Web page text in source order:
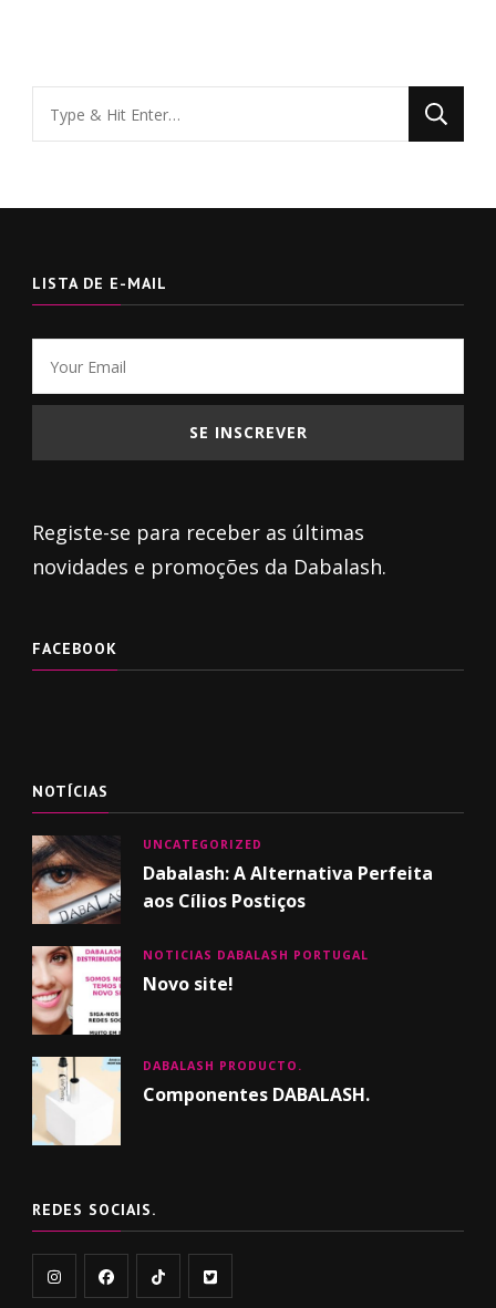
for
LISTA DE E-MAIL
Registe-se para receber as últimas
novidades e promoções da Dabalash.
FACEBOOK
NOTÍCIAS
UNCATEGORIZED
Dabalash: A Alternativa Perfeita
aos Cílios Postiços
NOTICIAS DABALASH PORTUGAL
Novo site!
DABALASH PRODUCTO.
Componentes DABALASH.
REDES SOCIAIS.